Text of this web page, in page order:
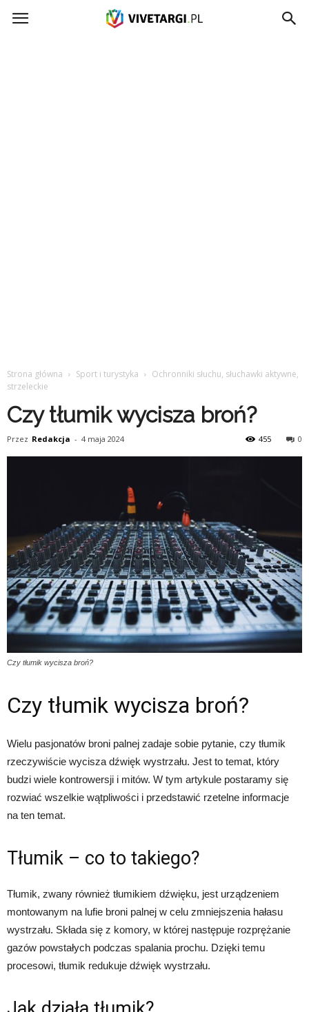
Vivetargi.pl
Strona główna Sport i turystyka
Ochronniki słuchu, słuchawki aktywne,
strzeleckie
Czy tłumik wycisza broń?
Przez Redakcja - 4 maja 2024 0
455
Czy tłumik wycisza broń?
Czy tłumik wycisza broń?
Wielu pasjonatów broni palnej zadaje sobie pytanie, czy tłumik
rzeczywiście wycisza dźwięk wystrzału. Jest to temat, który
budzi wiele kontrowersji i mitów. W tym artykule postaramy się
rozwiać wszelkie wątpliwości i przedstawić rzetelne informacje
na ten temat.
Tłumik – co to takiego?
Tłumik, zwany również tłumikiem dźwięku, jest urządzeniem
montowanym na lufie broni palnej w celu zmniejszenia hałasu
wystrzału. Składa się z komory, w której następuje rozprężanie
gazów powstałych podczas spalania prochu. Dzięki temu
procesowi, tłumik redukuje dźwięk wystrzału.